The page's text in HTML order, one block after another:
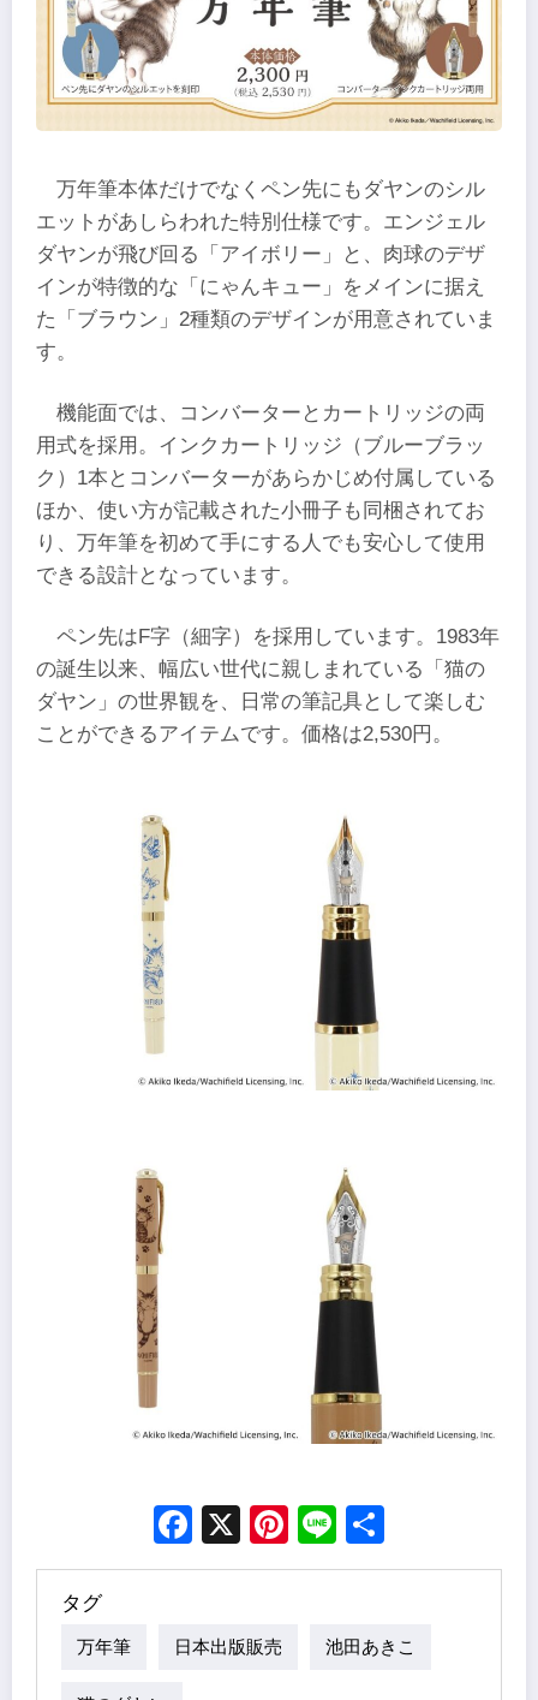
万年筆本体だけでなくペン先にもダヤンのシル
エットがあしらわれた特別仕様です。エンジェル
ダヤンが飛び回る「アイボリー」と、肉球のデザ
インが特徴的な「にゃんキュー」をメインに据え
た「ブラウン」2種類のデザインが用意されていま
す。
機能面では、コンバーターとカートリッジの両
用式を採用。インクカートリッジ（ブルーブラッ
ク）1本とコンバーターがあらかじめ付属している
ほか、使い方が記載された小冊子も同梱されてお
り、万年筆を初めて手にする人でも安心して使用
できる設計となっています。
ペン先はF字（細字）を採用しています。1983年
の誕生以来、幅広い世代に親しまれている「猫の
ダヤン」の世界観を、日常の筆記具として楽しむ
ことができるアイテムです。価格は2,530円。
Facebook
X Pinterest
Line
タグ
万年筆 日本出版販売 池田あきこ